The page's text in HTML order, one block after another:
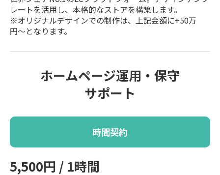
レートを活用し、本格的なストアを構築します。
※オリジナルデザインでの制作は、上記金額に+50万
円〜となります。
ホームページ運用・保守
サポート
時間契約
5,500円 / 1時間